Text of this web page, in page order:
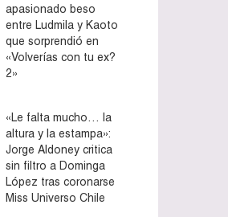
apasionado beso
entre Ludmila y Kaoto
que sorprendió en
«Volverías con tu ex?
2»
«Le falta mucho… la
altura y la estampa»:
Jorge Aldoney critica
sin filtro a Dominga
López tras coronarse
Miss Universo Chile